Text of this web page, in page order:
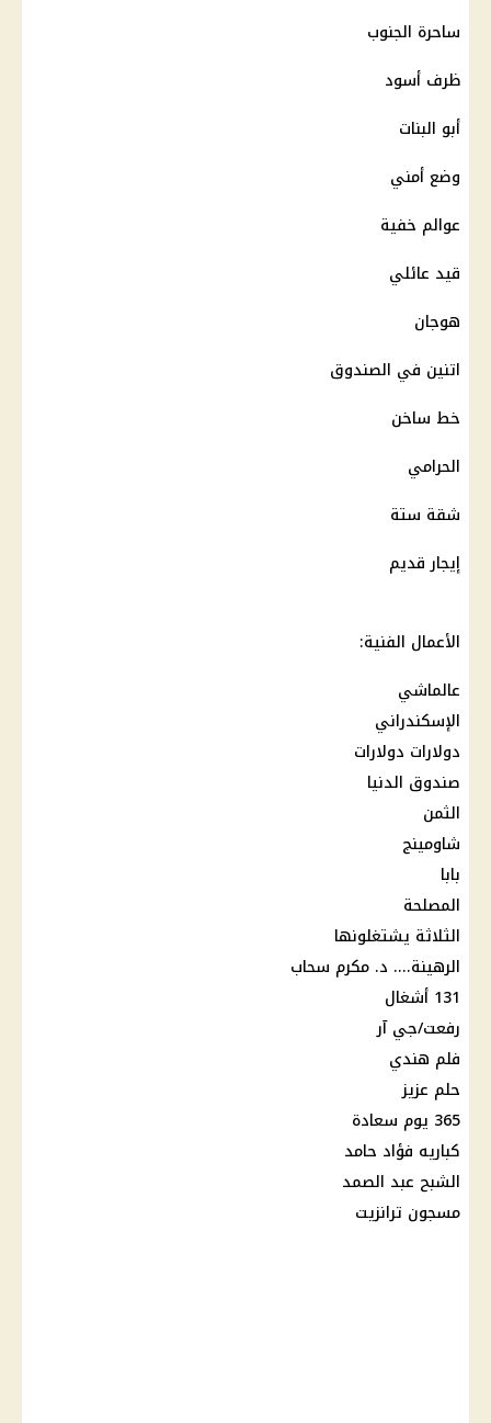
ساحرة الجنوب
ظرف أسود
أبو البنات
وضع أمني
عوالم خفية
قيد عائلي
هوجان
اتنين في الصندوق
خط ساخن
الحرامي
شقة ستة
إيجار قديم
الأعمال الفنية:
عالماشي
الإسكندراني
دولارات دولارات
صندوق الدنيا
الثمن
شاومينج
بابا
المصلحة
الثلاثة يشتغلونها
الرهينة.... د. مكرم سحاب
131 أشغال
رفعت/جي آر
فلم هندي
حلم عزيز
365 يوم سعادة
كباريه فؤاد حامد
الشبح عبد الصمد
مسجون ترانزيت